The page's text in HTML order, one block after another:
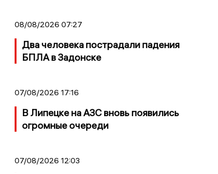
08/08/2026 07:27
Два человека пострадали падения
БПЛА в Задонске
07/08/2026 17:16
В Липецке на АЗС вновь появились
огромные очереди
07/08/2026 12:03